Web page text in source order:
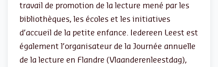
travail de promotion de la lecture mené par les
bibliothèques, les écoles et les initiatives
d’accueil de la petite enfance. Iedereen Leest est
également l’organisateur de la Journée annuelle
de la lecture en Flandre (Vlaanderenleestdag),